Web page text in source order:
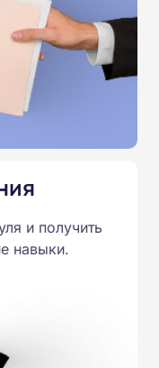
освоение
удостоверение
и получить
навыки.